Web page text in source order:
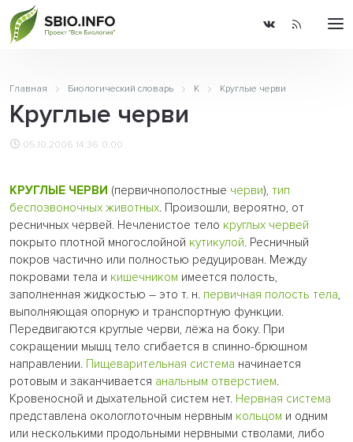
Главная Биологический словарь К Круглые черви
Круглые черви
05.10.2006 14:36 0.00
КРУГЛЫЕ ЧЕРВИ (первичнополостные черви), тип
беспозвоночных животных. Произошли, вероятно, от
ресничных червей. Нечленистое тело круглых червей
покрыто плотной многослойной кутикулой. Ресничный
покров частично или полностью редуцирован. Между
покровами тела и кишечником имеется полость,
заполненная жидкостью – это т. н. первичная полость тела,
выполняющая опорную и транспортную функции.
Передвигаются круглые черви, лёжа на боку. При
сокращении мышц тело сгибается в спинно-брюшном
направлении. Пищеварительная система начинается
ротовым и заканчивается анальным отверстием.
Кровеносной и дыхательной систем нет. Нервная система
представлена окологлоточным нервным кольцом и одним
или несколькими продольными нервными стволами, либо